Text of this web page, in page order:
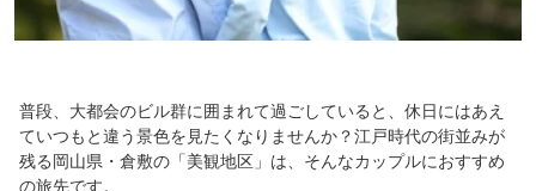
普段、大都会のビル群に囲まれて過ごしていると、休日にはあえ
ていつもと違う景色を見たくなりませんか？江戸時代の街並みが
残る岡山県・倉敷の「美観地区」は、そんなカップルにおすすめ
の旅先です。